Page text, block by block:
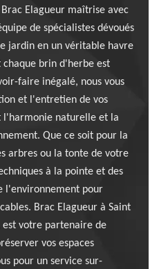
Elagueur maîtrise avec
de spécialistes dévoués
jardin en un véritable havre
brin d'herbe est
faire inégalé, nous vous
et l'entretien de vos
l'harmonie naturelle et la
Que ce soit pour la
arbres ou la tonte de votre
à la pointe et des
l'environnement pour
Brac Elagueur à Saint
est votre partenaire de
vos espaces
pour un service sur-